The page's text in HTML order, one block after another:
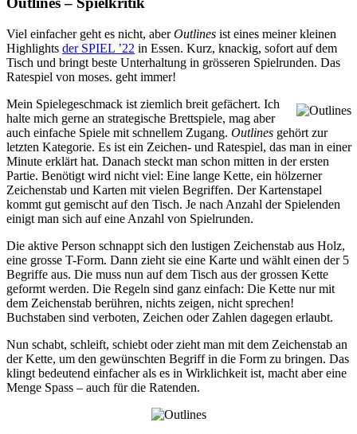
Viel einfacher geht es nicht, aberOutlines ist eines meiner kleinen
Highlights der SPIEL ’22 in Essen. Kurz, knackig, sofort auf dem
Tisch und bringt beste Unterhaltung in grösseren Spielrunden. Das
Ratespiel von moses. geht immer!
Mein Spielegeschmack ist ziemlich breit gefächert. Ich
halte mich gerne an strategische Brettspiele, mag aber
auch einfache Spiele mit schnellem Zugang. Outlines gehört zur
letzten Kategorie. Es ist ein Zeichen- und Ratespiel, das man in einer
Minute erklärt hat. Danach steckt man schon mitten in der ersten
Partie. Benötigt wird nicht viel: Eine lange Kette, ein hölzerner
Zeichenstab und Karten mit vielen Begriffen. Der Kartenstapel
kommt gut gemischt auf den Tisch. Je nach Anzahl der Spielenden
einigt man sich auf eine Anzahl von Spielrunden.
Die aktive Person schnappt sich den lustigen Zeichenstab aus Holz,
eine grosse T-Form. Dann zieht sie eine Karte und wählt einen der 5
Begriffe aus. Die muss nun auf dem Tisch aus der grossen Kette
geformt werden. Die Regeln sind ganz einfach: Die Kette nur mit
dem Zeichenstab berühren, nichts zeigen, nicht sprechen!
Buchstaben sind verboten, Zeichen oder Zahlen dagegen erlaubt.
Nun schabt, schleift, schiebt oder zieht man mit dem Zeichenstab an
der Kette, um den gewünschten Begriff in die Form zu bringen. Das
klingt bedeutend einfacher als es in Wirklichkeit ist, macht aber eine
Menge Spass – auch für die Ratenden.